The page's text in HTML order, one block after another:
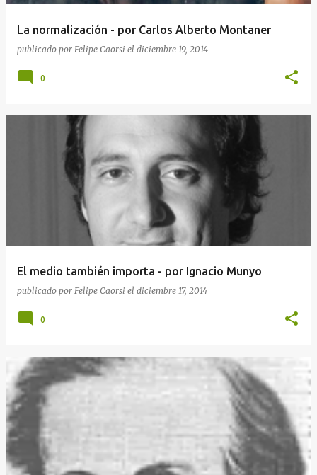
La normalización - por Carlos Alberto Montaner
publicado por Felipe Caorsi el diciembre 19, 2014
0
El medio también importa - por Ignacio Munyo
publicado por Felipe Caorsi el diciembre 17, 2014
0